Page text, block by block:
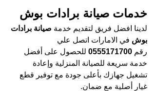
خدمات صيانة برادات بوش
لدينا افضل فريق لتقديم خدمة صيانة برادات
بوش في الامارات اتصل علي
رقم 0555171700 للحصول على أفضل
خدمة سريعة للصيانة المنزلية وإعادة
تشغيل جهازك بأعلى جودة مع توفير قطع
غيار أصلية مع ضمان.